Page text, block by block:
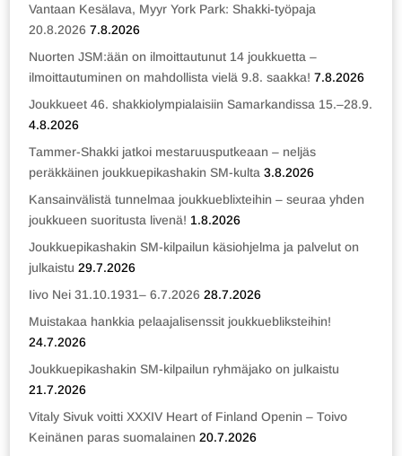
Vantaan Kesälava, Myyr York Park: Shakki-työpaja
20.8.2026 7.8.2026
Nuorten JSM:ään on ilmoittautunut 14 joukkuetta –
ilmoittautuminen on mahdollista vielä 9.8. saakka! 7.8.2026
Joukkueet 46. shakkiolympialaisiin Samarkandissa 15.–28.9.
4.8.2026
Tammer-Shakki jatkoi mestaruusputkeaan – neljäs
peräkkäinen joukkuepikashakin SM-kulta 3.8.2026
Kansainvälistä tunnelmaa joukkueblixteihin – seuraa yhden
joukkueen suoritusta livenä! 1.8.2026
Joukkuepikashakin SM-kilpailun käsiohjelma ja palvelut on
julkaistu 29.7.2026
Iivo Nei 31.10.1931– 6.7.2026 28.7.2026
Muistakaa hankkia pelaajalisenssit joukkuebliksteihin!
24.7.2026
Joukkuepikashakin SM-kilpailun ryhmäjako on julkaistu
21.7.2026
Vitaly Sivuk voitti XXXIV Heart of Finland Openin – Toivo
Keinänen paras suomalainen 20.7.2026